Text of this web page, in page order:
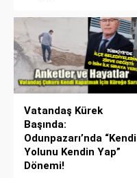
Vatandaş Kürek
Başında:
Odunpazarı’nda “Kendi
Yolunu Kendin Yap”
Dönemi!